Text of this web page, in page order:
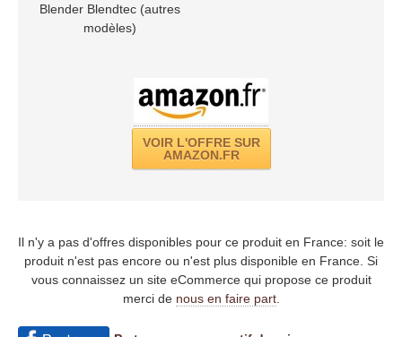
Blender Blendtec (autres
modèles)
VOIR L'OFFRE SUR
AMAZON.FR
Il n'y a pas d'offres disponibles pour ce produit en France: soit le
produit n'est pas encore ou n'est plus disponible en France. Si
vous connaissez un site eCommerce qui propose ce produit
merci de nous en faire part.